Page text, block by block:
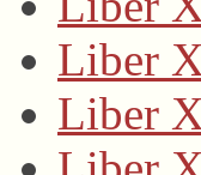
Liber
Liber